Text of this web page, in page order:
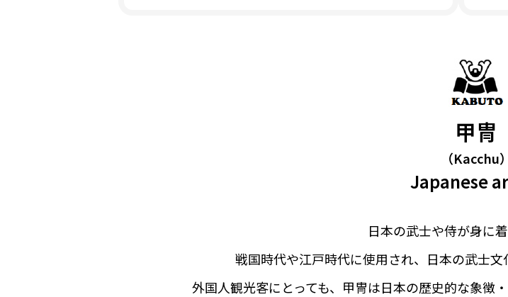
甲冑
（Kacchu）
Japanese
日本の武士や侍が身に
戦国時代や江戸時代に使用され、
日本の武士
外国人観光客にとっても、甲冑は日本の歴史的な象徴・